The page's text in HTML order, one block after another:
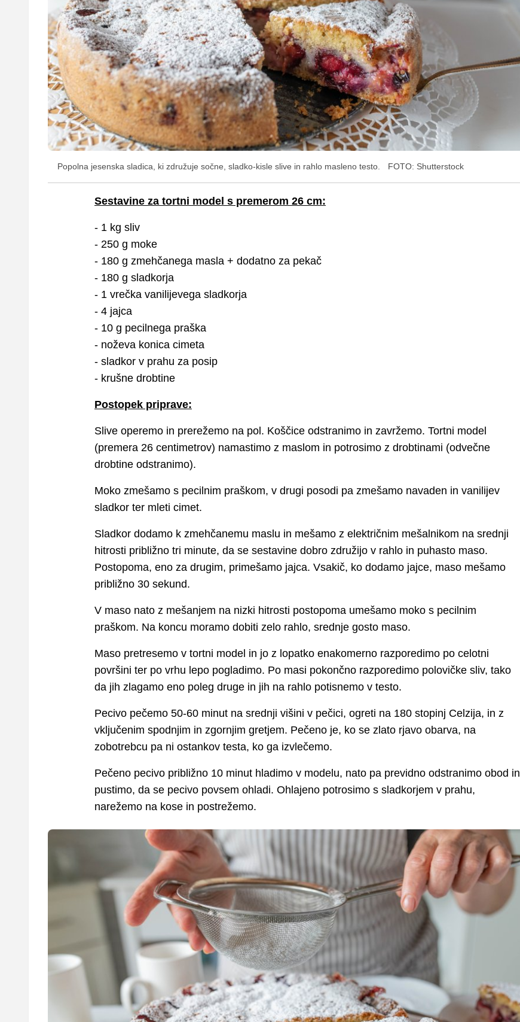
Popolna jesenska sladica, ki združuje sočne, sladko-kisle slive in rahlo masleno testo. FOTO: Shutterstock
Sestavine za tortni model s premerom 26 cm:
- 1 kg sliv
- 250 g moke
- 180 g zmehčanega masla + dodatno za pekač
- 180 g sladkorja
- 1 vrečka vanilijevega sladkorja
- 4 jajca
- 10 g pecilnega praška
- noževa konica cimeta
- sladkor v prahu za posip
- krušne drobtine
Postopek priprave:
Slive operemo in prerežemo na pol. Koščice odstranimo in zavržemo. Tortni model
(premera 26 centimetrov) namastimo z maslom in potrosimo z drobtinami (odvečne
drobtine odstranimo).
Moko zmešamo s pecilnim praškom, v drugi posodi pa zmešamo navaden in vanilijev
sladkor ter mleti cimet.
Sladkor dodamo k zmehčanemu maslu in mešamo z električnim mešalnikom na srednji
hitrosti približno tri minute, da se sestavine dobro združijo v rahlo in puhasto maso.
Postopoma, eno za drugim, primešamo jajca. Vsakič, ko dodamo jajce, maso mešamo
približno 30 sekund.
V maso nato z mešanjem na nizki hitrosti postopoma umešamo moko s pecilnim
praškom. Na koncu moramo dobiti zelo rahlo, srednje gosto maso.
Maso pretresemo v tortni model in jo z lopatko enakomerno razporedimo po celotni
površini ter po vrhu lepo pogladimo. Po masi pokončno razporedimo polovičke sliv, tako
da jih zlagamo eno poleg druge in jih na rahlo potisnemo v testo.
Pecivo pečemo 50-60 minut na srednji višini v pečici, ogreti na 180 stopinj Celzija, in z
vključenim spodnjim in zgornjim gretjem. Pečeno je, ko se zlato rjavo obarva, na
zobotrebcu pa ni ostankov testa, ko ga izvlečemo.
Pečeno pecivo približno 10 minut hladimo v modelu, nato pa previdno odstranimo obod in
pustimo, da se pecivo povsem ohladi. Ohlajeno potrosimo s sladkorjem v prahu,
narežemo na kose in postrežemo.